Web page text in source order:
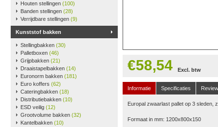
Houten stellingen (100)
Banden stellingen (28)
Verrijdbare stellingen (9)
Kunststof bakken
Stellingbakken (30)
Palletboxen (46)
Grijpbakken (21)
Draaistapelbakken (14)
Euronorm bakken (181)
Euro koffers (62)
Cateringbakken (18)
Distributiebakken (10)
ESD veilig (12)
Grootvolume bakken (32)
Kantelbakken (10)
€58,54 Excl. btw
Informatie Specificaties
Europal zwaarlast pallet op 3 sleden,
Formaat in mm: 1200x800x150